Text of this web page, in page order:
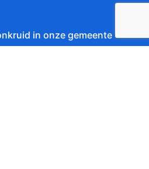
in onze gemeente